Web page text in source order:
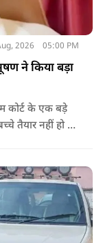
2026 05:00 PM
ने किया बड़ा
कोर्ट के एक बड़े
तैयार नहीं हो रहे